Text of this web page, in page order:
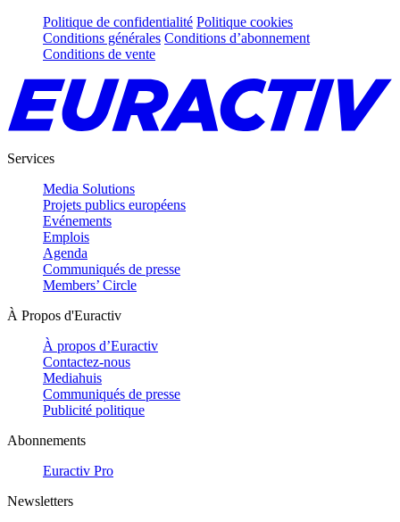
Politique de confidentialité Politique cookies
Conditions générales Conditions d’abonnement
Conditions de vente
Services
Media Solutions
Projets publics européens
Evénements
Emplois
Agenda
Communiqués de presse
Members’ Circle
À Propos d'Euractiv
À propos d’Euractiv
Contactez-nous
Mediahuis
Communiqués de presse
Publicité politique
Abonnements
Euractiv Pro
Newsletters